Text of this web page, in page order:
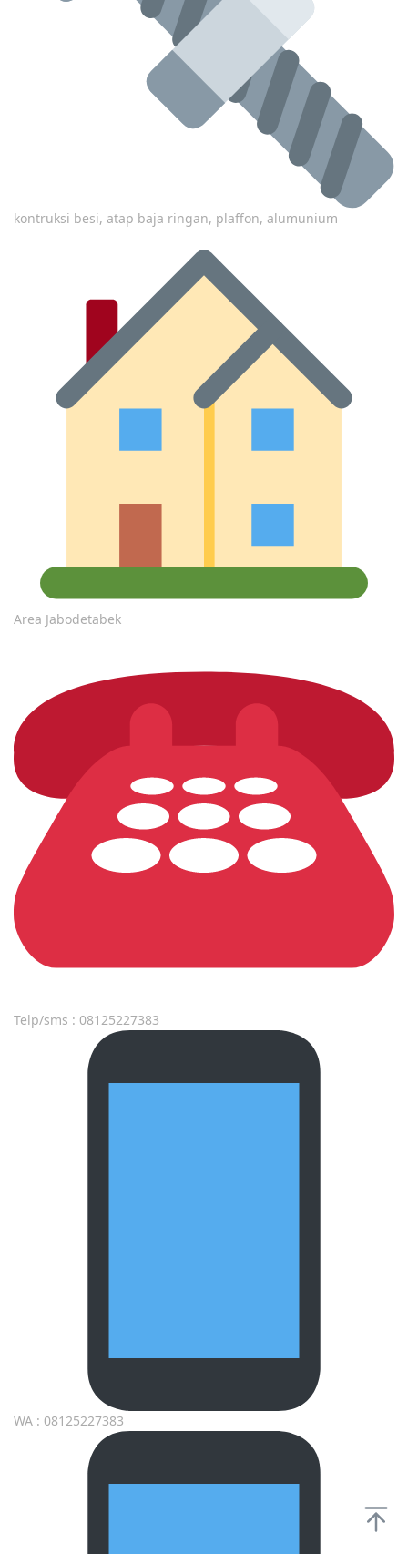
kontruksi besi, atap baja ringan, plaffon, alumunium
Area Jabodetabek
Telp/sms : 08125227383
WA : 08125227383